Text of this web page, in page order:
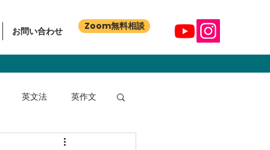
お問い合わせ Zoom無料相談
英文法 英作文